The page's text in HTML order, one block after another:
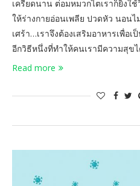
เครียดนาน ต่อมหมวกไตเราก็ยิ่งใ
ให้ร่างกายอ่อนเพลีย ปวดหัว นอน
เศร้า…เราจึงต้องเสริมอาหารเพื่อ
อีกวิธีหนึ่งที่ทำให้คนเรามีความสุข
Read more